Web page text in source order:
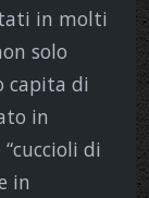
in molti
solo
capita di
in
di
in